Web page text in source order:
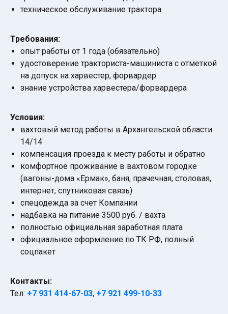
техническое обслуживание трактора
Требования:
опыт работы от 1 года (обязательно)
удостоверение тракториста-машиниста с отметкой
на допуск на харвестер​, форвардер
знание устройства харвестера/форвардера
Условия:
вахтовый метод работы в Архангельской области
14/14
компенсация проезда к месту работы и обратно
комфортное проживание в вахтовом городке
(вагоны-дома «Ермак», баня, прачечная, столовая,
интернет, спутниковая связь)
спецодежда за счет Компании
надбавка на питание 3500 руб. / вахта
полностью официальная заработная плата
официальное оформление по ТК РФ, полный
соцпакет
Контакты:
Тел: +7 931 414-67-03, +7 921 499-10-33
О НАС